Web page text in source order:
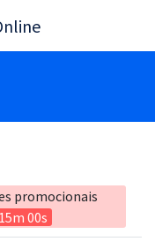
promocionais
15m 00s